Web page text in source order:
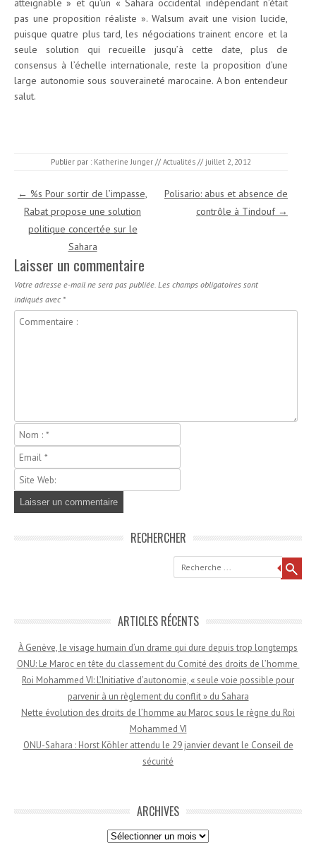
atteignable » et qu’un « Sahara occidental indépendant n’était
pas une proposition réaliste ». Walsum avait une vision lucide,
puisque quatre plus tard, les négociations trainent encore et la
seule solution qui recueille jusqu’à cette date, plus de
consensus à l’échelle internationale, reste la proposition d’une
large autonomie sous souveraineté marocaine. A bon entendeur
salut.
Publier par : Katherine Junger // Actualités // juillet 2, 2012
Navigation des articles
← %s Pour sortir de l’impasse,
Rabat propose une solution
politique concertée sur le
Sahara
Polisario: abus et absence de
contrôle à Tindouf →
Laisser un commentaire
Votre adresse e-mail ne sera pas publiée. Les champs obligatoires sont
indiqués avec *
RECHERCHER
Recherche
ARTICLES RÉCENTS
À Genève, le visage humain d’un drame qui dure depuis trop longtemps
ONU: Le Maroc en tête du classement du Comité des droits de l’homme
Roi Mohammed VI: L’Initiative d’autonomie, « seule voie possible pour
parvenir à un règlement du conflit » du Sahara
Nette évolution des droits de l’homme au Maroc sous le règne du Roi
Mohammed VI
ONU-Sahara : Horst Köhler attendu le 29 janvier devant le Conseil de
sécurité
ARCHIVES
Archives